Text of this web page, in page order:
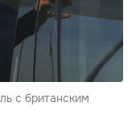
с британским